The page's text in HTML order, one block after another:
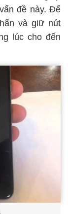
đề này. Để
và giữ nút
lúc cho đến